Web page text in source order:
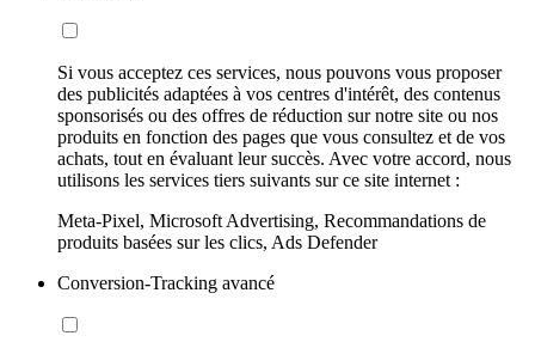
Si vous acceptez ces services, nous pouvons vous proposer
des publicités adaptées à vos centres d'intérêt, des contenus
sponsorisés ou des offres de réduction sur notre site ou nos
produits en fonction des pages que vous consultez et de vos
achats, tout en évaluant leur succès. Avec votre accord, nous
utilisons les services tiers suivants sur ce site internet :
Meta-Pixel, Microsoft Advertising, Recommandations de
produits basées sur les clics, Ads Defender
Conversion-Tracking avancé